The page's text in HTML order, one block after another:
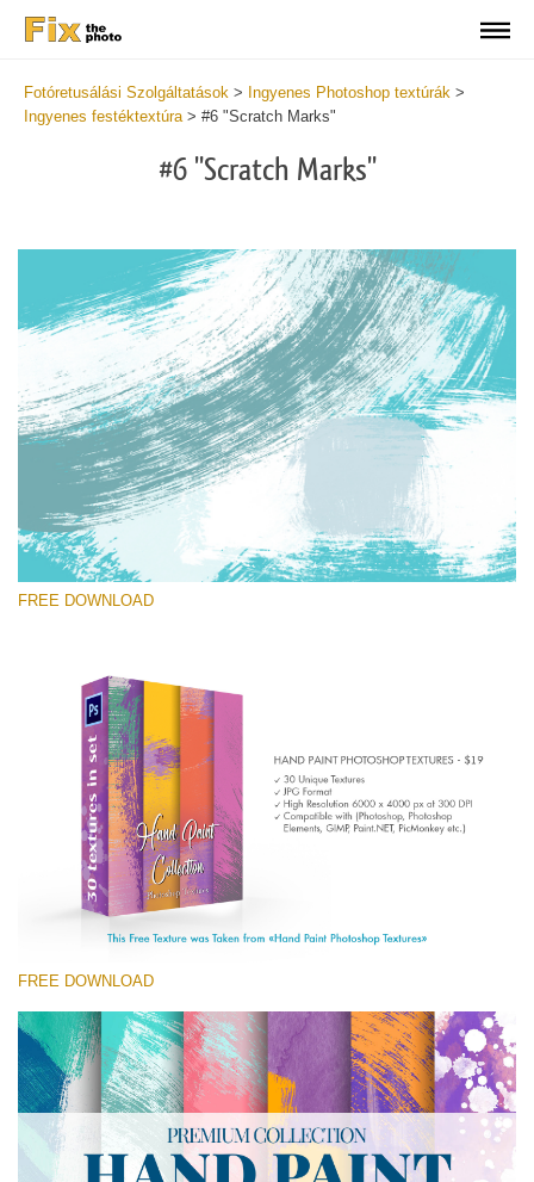
Fotóretusálási Szolgáltatások > Ingyenes Photoshop textúrák >
Ingyenes festéktextúra> #6 "Scratch Marks"
#6 "Scratch Marks"
Kérlek, válassz
Free Photoshop Texture #6 Small 800*533px
Hand Painted
(30 Textures)
Large 6000*4000px
Entire Collection
Ingyenes letöltés
FREE DOWNLOAD
FREE DOWNLOAD